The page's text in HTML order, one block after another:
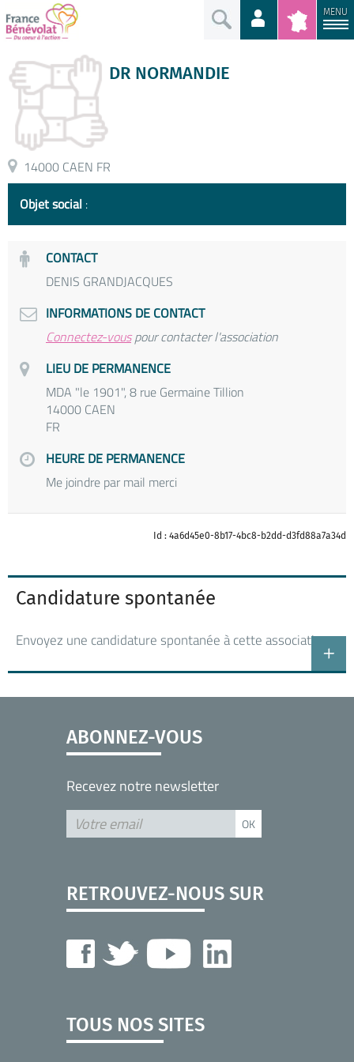
MENU
DR NORMANDIE
14000 CAEN FR
Objet social :
CONTACT
DENIS GRANDJACQUES
INFORMATIONS DE CONTACT
Connectez-vouspour contacter l'association
LIEU DE PERMANENCE
MDA "le 1901", 8 rue Germaine Tillion
14000 CAEN
FR
HEURE DE PERMANENCE
Me joindre par mail merci
Id : 4a6d45e0-8b17-4bc8-b2dd-d3fd88a7a34d
Candidature spontanée
Envoyez une candidature spontanée à cette association
ABONNEZ-VOUS
Recevez notre newsletter
RETROUVEZ-NOUS SUR
TOUS NOS SITES